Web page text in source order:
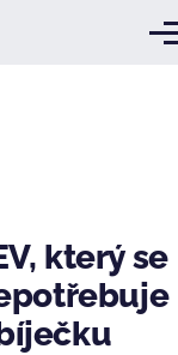
který se